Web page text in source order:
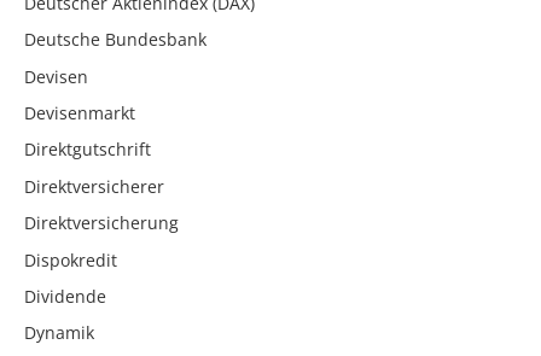
Deutsche Bundesbank
Devisen
Devisenmarkt
Direktgutschrift
Direktversicherer
Direktversicherung
Dispokredit
Dividende
Dynamik